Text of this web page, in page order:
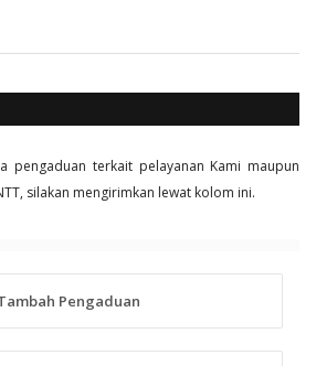
pengaduan terkait pelayanan Kami maupun
silakan mengirimkan lewat kolom ini.
Pengaduan